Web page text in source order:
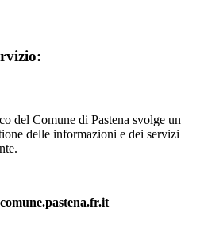
del Comune di Pastena svolge un
delle informazioni e dei servizi